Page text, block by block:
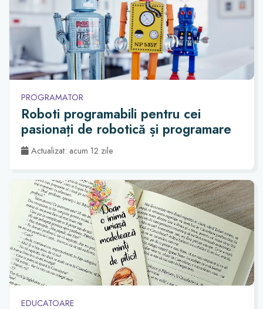
PROGRAMATOR
Roboti programabili pentru cei
pasionați de robotică și programare
Actualizat: acum 12 zile
EDUCATOARE